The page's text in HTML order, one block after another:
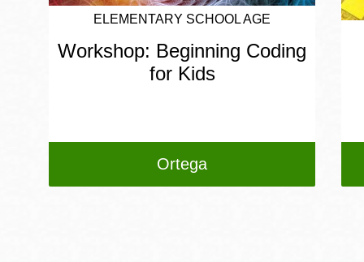
ELEMENTARY SCHOOL AGE
Workshop: Beginning Coding
for Kids
Ortega